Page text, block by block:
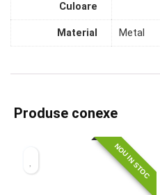
Culoare
Material Metal
Produse conexe
NOU IN STOC